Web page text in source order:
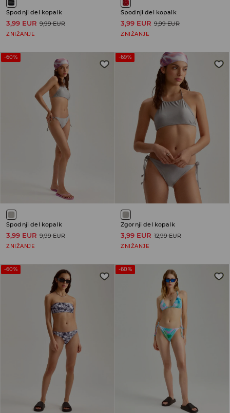
Spodnji del kopalk
3,99 EUR 9,99 EUR
ZNIŽANJE
Spodnji del kopalk
3,99 EUR 9,99 EUR
ZNIŽANJE
-60%
Spodnji del kopalk
3,99 EUR 9,99 EUR
ZNIŽANJE
-69%
Zgornji del kopalk
3,99 EUR 12,99 EUR
ZNIŽANJE
-60% -60%